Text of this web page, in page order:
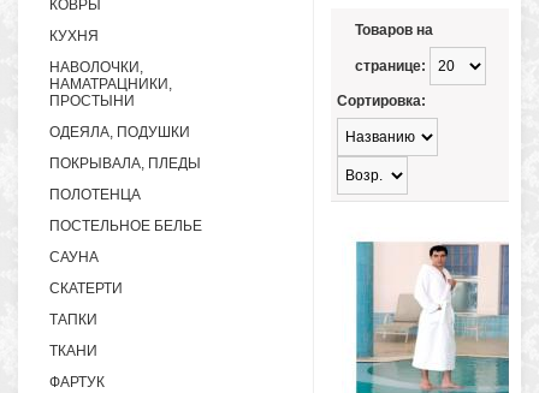
КОВРЫ
КУХНЯ
НАВОЛОЧКИ,
НАМАТРАЦНИКИ,
ПРОСТЫНИ
ОДЕЯЛА, ПОДУШКИ
ПОКРЫВАЛА, ПЛЕДЫ
ПОЛОТЕНЦА
ПОСТЕЛЬНОЕ БЕЛЬЕ
САУНА
СКАТЕРТИ
ТАПКИ
ТКАНИ
ФАРТУК
Товаров на
странице:
Сортировка: